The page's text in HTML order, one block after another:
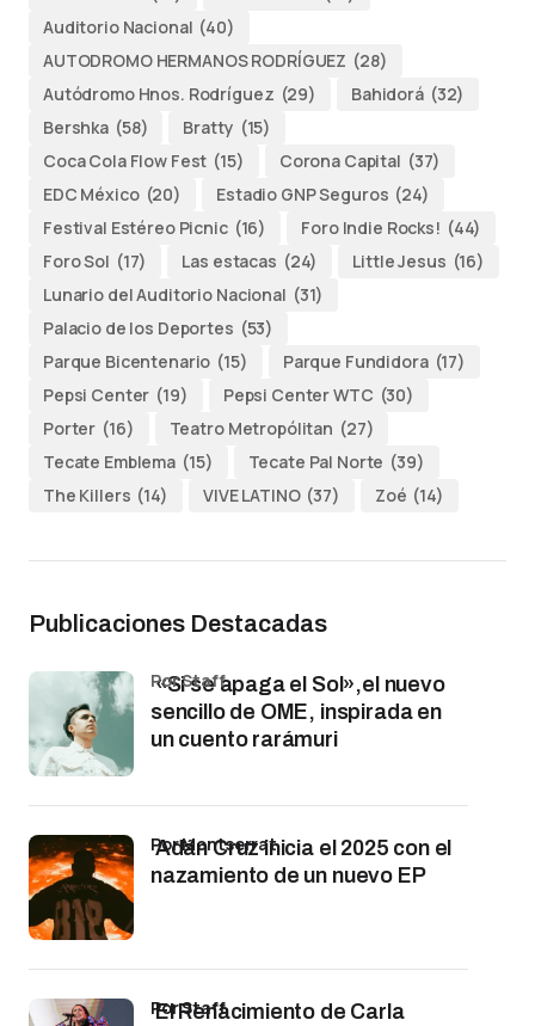
Auditorio Nacional (40)
AUTODROMO HERMANOS RODRÍGUEZ (28)
Autódromo Hnos. Rodríguez (29) Bahidorá (32)
Bershka (58) Bratty (15)
Coca Cola Flow Fest (15) Corona Capital (37)
EDC México (20) Estadio GNP Seguros (24)
Festival Estéreo Picnic (16) Foro Indie Rocks! (44)
Foro Sol (17) Las estacas (24) Little Jesus (16)
Lunario del Auditorio Nacional (31)
Palacio de los Deportes (53)
Parque Bicentenario (15) Parque Fundidora (17)
Pepsi Center (19) Pepsi Center WTC (30)
Porter (16) Teatro Metropólitan (27)
Tecate Emblema (15) Tecate Pal Norte (39)
The Killers (14) VIVE LATINO (37) Zoé (14)
Publicaciones Destacadas
«Si se apaga el Sol»,el nuevo
sencillo de OME, inspirada en
un cuento rarámuri
por Staff
Adán Cruz inicia el 2025 con el
nazamiento de un nuevo EP
por Montserrat
El Renacimiento de Carla
por Staff